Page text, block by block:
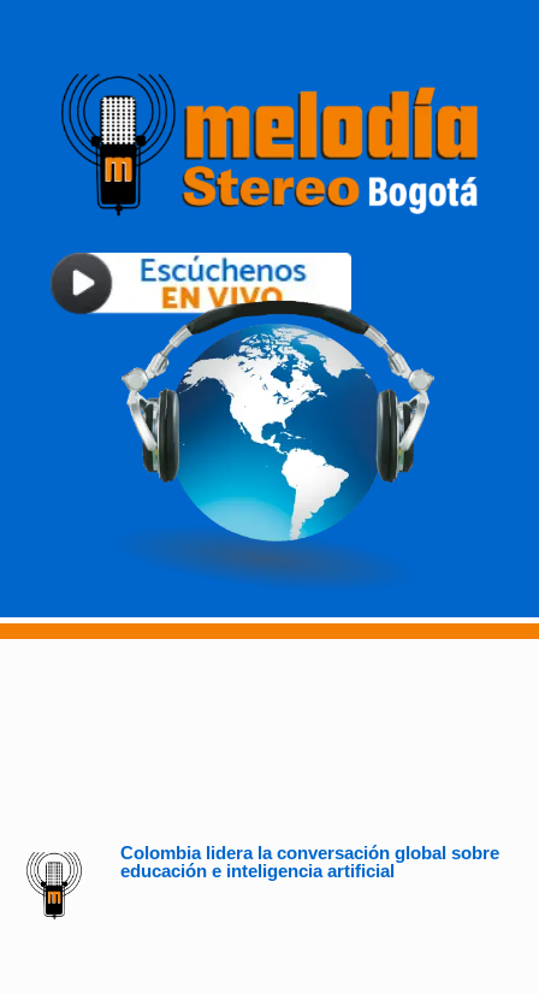
Colombia lidera la conversación global sobre
educación e inteligencia artificial